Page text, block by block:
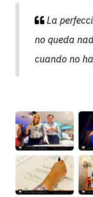
La
no queda
cuando no